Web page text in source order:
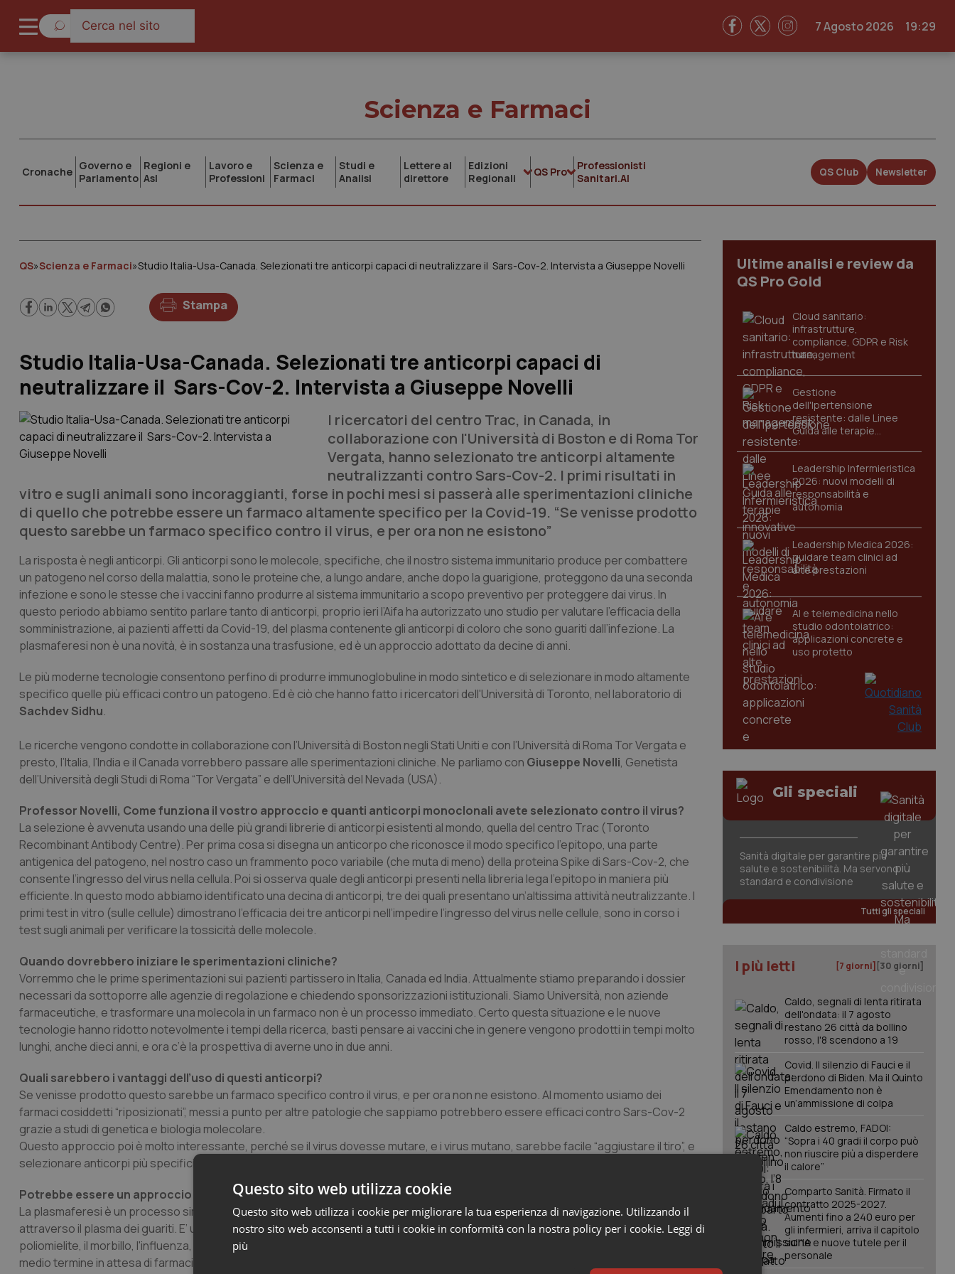
7 Agosto 2026 19:29
Scienza e Farmaci
Cronache Governo e
Parlamento
Regioni e
Asl
Lavoro e
Professioni
Scienza e
Farmaci
Studi e
Analisi
Lettere al
direttore
Edizioni
Regionali
QS Pro
Professionisti
Sanitari.AI
QS Club Newsletter
QS»Scienza e Farmaci»Studio Italia-Usa-Canada. Selezionati tre anticorpi capaci di neutralizzare il Sars-Cov-2. Intervista a Giuseppe Novelli
Stampa
Studio Italia-Usa-Canada. Selezionati tre anticorpi capaci di
neutralizzare il Sars-Cov-2. Intervista a Giuseppe Novelli
I ricercatori del centro Trac, in Canada, in
collaborazione con l'Università di Boston e di Roma Tor
Vergata, hanno selezionato tre anticorpi altamente
neutralizzanti contro Sars-Cov-2. I primi risultati in
vitro e sugli animali sono incoraggianti, forse in pochi mesi si passerà alle sperimentazioni cliniche
di quello che potrebbe essere un farmaco altamente specifico per la Covid-19. “Se venisse prodotto
questo sarebbe un farmaco specifico contro il virus, e per ora non ne esistono”
La risposta è negli anticorpi. Gli anticorpi sono le molecole, specifiche, che il nostro sistema immunitario produce per combattere
un patogeno nel corso della malattia, sono le proteine che, a lungo andare, anche dopo la guarigione, proteggono da una seconda
infezione e sono le stesse che i vaccini fanno produrre al sistema immunitario a scopo preventivo per proteggere dai virus. In
questo periodo abbiamo sentito parlare tanto di anticorpi, proprio ieri l’Aifa ha autorizzato uno studio per valutare l’efficacia della
somministrazione, ai pazienti affetti da Covid-19, del plasma contenente gli anticorpi di coloro che sono guariti dall’infezione. La
plasmaferesi non è una novità, è in sostanza una trasfusione, ed è un approccio adottato da decine di anni.
Le più moderne tecnologie consentono perfino di produrre immunoglobuline in modo sintetico e di selezionare in modo altamente
specifico quelle più efficaci contro un patogeno. Ed è ciò che hanno fatto i ricercatori dell'Università di Toronto, nel laboratorio di
Sachdev Sidhu.
Le ricerche vengono condotte in collaborazione con l’Università di Boston negli Stati Uniti e con l’Università di Roma Tor Vergata e
presto, l’Italia, l’India e il Canada vorrebbero passare alle sperimentazioni cliniche. Ne parliamo con Giuseppe Novelli, Genetista
dell’Università degli Studi di Roma “Tor Vergata” e dell’Università del Nevada (USA).
Professor Novelli, Come funziona il vostro approccio e quanti anticorpi monoclonali avete selezionato contro il virus?
La selezione è avvenuta usando una delle più grandi librerie di anticorpi esistenti al mondo, quella del centro Trac (Toronto
Recombinant Antibody Centre). Per prima cosa si disegna un anticorpo che riconosce il modo specifico l’epitopo, una parte
antigenica del patogeno, nel nostro caso un frammento poco variabile (che muta di meno) della proteina Spike di Sars-Cov-2, che
consente l’ingresso del virus nella cellula. Poi si osserva quale degli anticorpi presenti nella libreria lega l’epitopo in maniera più
efficiente. In questo modo abbiamo identificato una decina di anticorpi, tre dei quali presentano un’altissima attività neutralizzante. I
primi test in vitro (sulle cellule) dimostrano l’efficacia dei tre anticorpi nell’impedire l’ingresso del virus nelle cellule, sono in corso i
test sugli animali per verificare la tossicità delle molecole.
Quando dovrebbero iniziare le sperimentazioni cliniche?
Vorremmo che le prime sperimentazioni sui pazienti partissero in Italia, Canada ed India. Attualmente stiamo preparando i dossier
necessari da sottoporre alle agenzie di regolazione e chiedendo sponsorizzazioni istituzionali. Siamo Università, non aziende
farmaceutiche, e trasformare una molecola in un farmaco non è un processo immediato. Certo questa situazione e le nuove
tecnologie hanno ridotto notevolmente i tempi della ricerca, basti pensare ai vaccini che in genere vengono prodotti in tempi molto
lunghi, anche dieci anni, e ora c’è la prospettiva di averne uno in due anni.
Quali sarebbero i vantaggi dell’uso di questi anticorpi?
Se venisse prodotto questo sarebbe un farmaco specifico contro il virus, e per ora non ne esistono. Al momento usiamo dei
farmaci cosiddetti “riposizionati”, messi a punto per altre patologie che sappiamo potrebbero essere efficaci contro Sars-Cov-2
grazie a studi di genetica e biologia molecolare.
Questo approccio poi è molto interessante, perché se il virus dovesse mutare, e i virus mutano, sarebbe facile “aggiustare il tiro”, e
selezionare anticorpi più specifici per la proteina modificata. Si potrebbe fare nel giro di poche settimane.
Potrebbe essere un approccio alternativo alla plasmaferesi?
La plasmaferesi è un processo simile, anche se meno specifico. Vengono forniti al paziente tutti gli anticorpi, neutralizzanti e non,
attraverso il plasma dei guariti. E’ una tecnica nota da 100 anni già impiegata con qualche successo contro la rabbia, l'epatite B, la
poliomielite, il morbillo, l'influenza, l'Ebola e altri agenti patogeni. La plasmaferesi potrebbe fornire un'immunità umorale a breve e
medio termine in attesa di farmaci specifici e dei vaccini. Il nostro potrebbe essere uno strumento in più. In questa fase ogni arma è
Ultime analisi e review da
QS Pro Gold
Cloud sanitario:
infrastrutture,
compliance, GDPR e Risk
management
Gestione
dell'Ipertensione
resistente: dalle Linee
Guida alle terapie
innovative
Leadership Infermieristica
2026: nuovi modelli di
responsabilità e
autonomia
Leadership Medica 2026:
guidare team clinici ad
alte prestazioni
AI e telemedicina nello
studio odontoiatrico:
applicazioni concrete e
uso protetto
Gli speciali
Sanità digitale per garantire più
salute e sostenibilità. Ma servono
standard e condivisione
Tutti gli speciali
I più letti [7 giorni] [30 giorni]
Caldo, segnali di lenta ritirata
dell'ondata: il 7 agosto
restano 26 città da bollino
rosso, l'8 scendono a 19
Covid. Il silenzio di Fauci e il
perdono di Biden. Ma il Quinto
Emendamento non è
un’ammissione di colpa
Caldo estremo, FADOI:
“Sopra i 40 gradi il corpo può
non riuscire più a disperdere
il calore”
Comparto Sanità. Firmato il
contratto 2025-2027.
Aumenti fino a 240 euro per
gli infermieri, arriva il capitolo
sull'IA e nuove tutele per il
personale
Questo sito web utilizza cookie
Questo sito web utilizza i cookie per migliorare la tua esperienza di navigazione. Utilizzando il
nostro sito web acconsenti a tutti i cookie in conformità con la nostra policy per i cookie. Leggi di
più